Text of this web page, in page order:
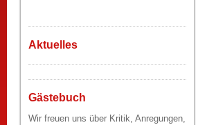
Aktuelles
Gästebuch
Wir freuen uns über Kritik, Anregungen,